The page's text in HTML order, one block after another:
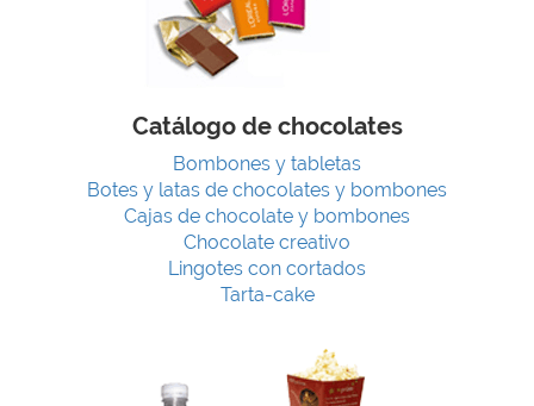
Catálogo de chocolates
Bombones y tabletas
Botes y latas de chocolates y bombones
Cajas de chocolate y bombones
Chocolate creativo
Lingotes con cortados
Tarta-cake